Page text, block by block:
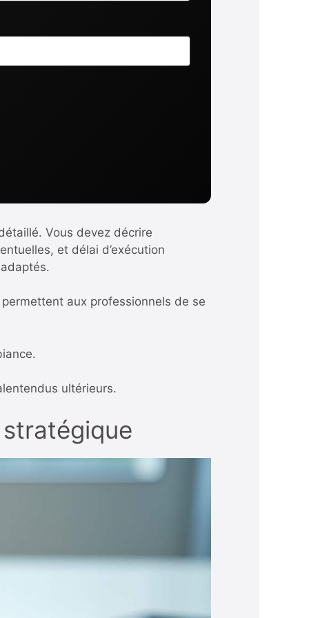
Vous devez décrire
et délai d’exécution
aux professionnels de se
ultérieurs.